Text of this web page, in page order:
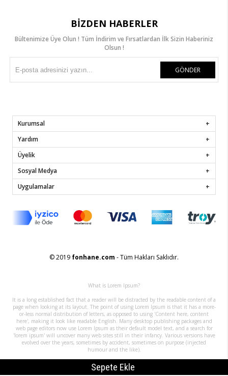
BIZDEN HABERLER
Bültenimize Üye Olun ! Tüm İndirim ve Fırsatlardan İlk Sizin Haberiniz
Olsun !
GÖNDER
Kurumsal
Yardım
Üyelik
Sosyal Medya
Uygulamalar
© 2019 fonhane.com - Tüm Hakları Saklıdır.
What is Lorem Ipsum?
It is a long established fact that a reader will be distracted by the readable content of a
page when looking at its layout. The point of using Lorem Ipsum is that it has a more-
or-less normal distribution of letters, as opposed to using 'Content here, content
here', making it look like readable English. Many desktop publishing packages and
web page editors now use Lorem Ipsum as their default model text, and a search for
'lorem ipsum' will uncover many web sites still in their infancy. Various versions have
evolved over the years, sometimes by accident, sometimes on purpose (injected
humour and the like).